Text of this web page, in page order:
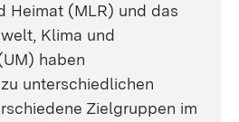
Heimat (MLR) und das
Klima und
haben
unterschiedlichen
Zielgruppen im